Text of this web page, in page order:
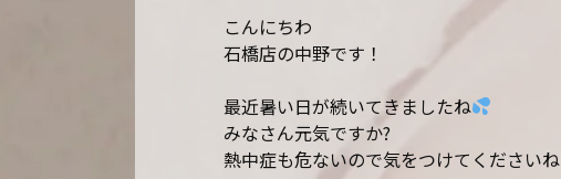
こんにちわ
石橋店の中野です！
最近暑い日が続いてきましたね
みなさん元気ですか?
熱中症も危ないので気をつけてくださいね